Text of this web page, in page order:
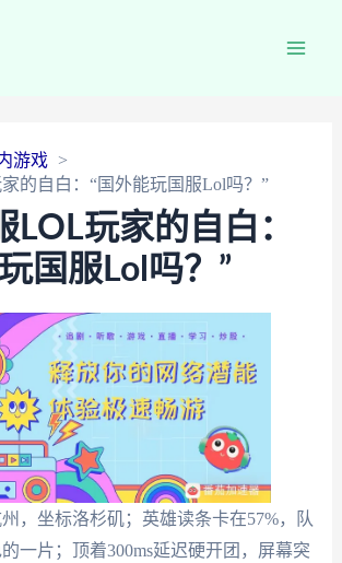
游戏
的自白：“国外能玩国服Lol吗？”
LOL玩家的自白：
国服Lol吗？”
，坐标洛杉矶；英雄读条卡在57%，队
一片；顶着300ms延迟硬开团，屏幕突